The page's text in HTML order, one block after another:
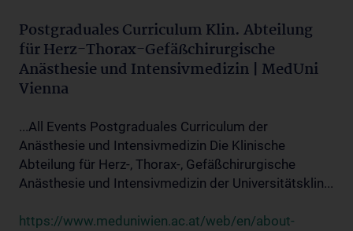
Postgraduales Curriculum Klin. Abteilung
für Herz-Thorax-Gefäßchirurgische
Anästhesie und Intensivmedizin | MedUni
Vienna
...All Events Postgraduales Curriculum der
Anästhesie und Intensivmedizin Die Klinische
Abteilung für Herz-, Thorax-, Gefäßchirurgische
Anästhesie und Intensivmedizin der Universitätsklin...
https://www.meduniwien.ac.at/web/en/about-